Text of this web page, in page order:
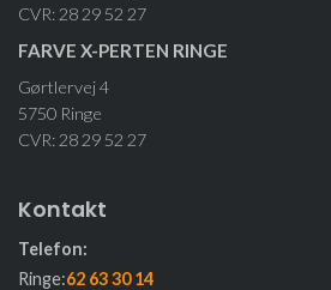
CVR: 28 29 52 27
FARVE X-PERTEN RINGE
Gørtlervej 4
5750 Ringe
CVR: 28 29 52 27
Kontakt
Telefon:
Ringe:62 63 30 14